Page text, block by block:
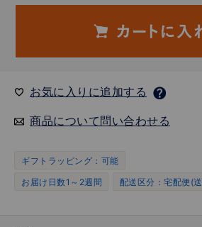
お気に入りに追加する
商品について問い合わせる
ギフトラッピング：可能
お届け日数1～2週間
配送区分：宅配便(